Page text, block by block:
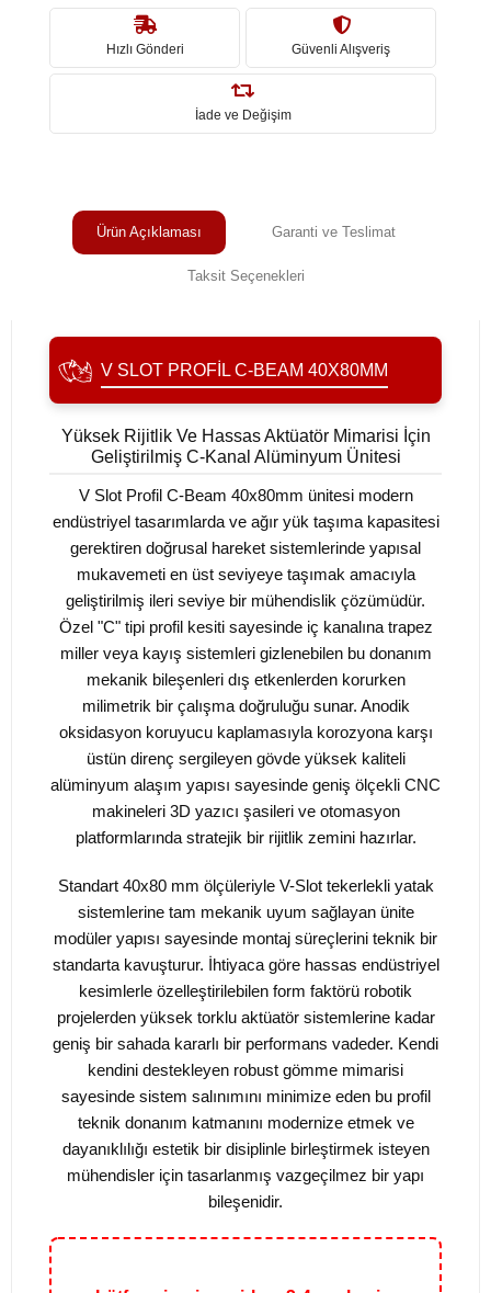
Hızlı Gönderi Güvenli Alışveriş
İade ve Değişim
Ürün Açıklaması Garanti ve Teslimat
Taksit Seçenekleri
V SLOT PROFIL C-BEAM 40X80MM
Yüksek Rijitlik Ve Hassas Aktüatör Mimarisi İçin
Geliştirilmiş C-Kanal Alüminyum Ünitesi
V Slot Profil C-Beam 40x80mm ünitesi modern
endüstriyel tasarımlarda ve ağır yük taşıma kapasitesi
gerektiren doğrusal hareket sistemlerinde yapısal
mukavemeti en üst seviyeye taşımak amacıyla
geliştirilmiş ileri seviye bir mühendislik çözümüdür.
Özel "C" tipi profil kesiti sayesinde iç kanalına trapez
miller veya kayış sistemleri gizlenebilen bu donanım
mekanik bileşenleri dış etkenlerden korurken
milimetrik bir çalışma doğruluğu sunar. Anodik
oksidasyon koruyucu kaplamasıyla korozyona karşı
üstün direnç sergileyen gövde yüksek kaliteli
alüminyum alaşım yapısı sayesinde geniş ölçekli CNC
makineleri 3D yazıcı şasileri ve otomasyon
platformlarında stratejik bir rijitlik zemini hazırlar.
Standart 40x80 mm ölçüleriyle V-Slot tekerlekli yatak
sistemlerine tam mekanik uyum sağlayan ünite
modüler yapısı sayesinde montaj süreçlerini teknik bir
standarta kavuşturur. İhtiyaca göre hassas endüstriyel
kesimlerle özelleştirilebilen form faktörü robotik
projelerden yüksek torklu aktüatör sistemlerine kadar
geniş bir sahada kararlı bir performans vadeder. Kendi
kendini destekleyen robust gömme mimarisi
sayesinde sistem salınımını minimize eden bu profil
teknik donanım katmanını modernize etmek ve
dayanıklılığı estetik bir disiplinle birleştirmek isteyen
mühendisler için tasarlanmış vazgeçilmez bir yapı
bileşenidir.